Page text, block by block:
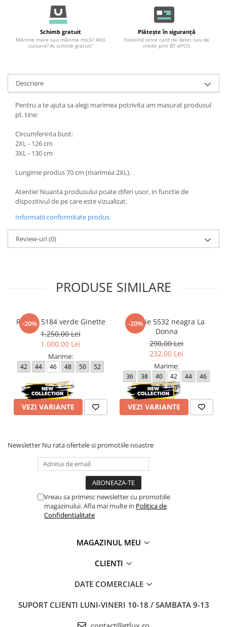
Schimb gratuit
Mărime mare sau mărime mică? Altă
culoare? Ai schimb gratuit!
Plătește în siguranță
Folosind orice card de debit sau de
credit prin BT ePOS
Descriere
Pentru a te ajuta sa alegi marimea potrivita am masurat produsul
pt. tine:
Circumferinta bust:
2XL - 126 cm
3XL - 130 cm
Lungime produs 70 cm (marimea 2XL).
Atentie! Nuanta produsului poate diferi usor, in functie de
dispozitivul de pe care este vizualizat.
Informatii conformitate produs
Review-uri(0)
PRODUSE SIMILARE
-20%
Rochie 5184 verde Ginette
1.250,00 Lei
1.000,00 Lei
Marime:
42 44 46 48 50 52
VEZI VARIANTE
-20%
Rochie 5532 neagra La
Donna
290,00 Lei
232,00 Lei
Marime:
36 38 40 42 44
46
48
50
VEZI VARIANTE
Newsletter Nu rata ofertele si promotiile noastre
Vreau sa primesc newsletter cu promotiile
magazinului. Afla mai multe in Politica de
Confidentialitate
MAGAZINUL MEU
CLIENTI
DATE COMERCIALE
SUPORT CLIENTI LUNI-VINERI 10-18 / SAMBATA 9-13